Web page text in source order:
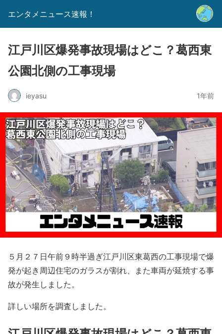
エンタメニュース速報！
江戸川区爆発事故現場はどこ？葛西東
公園北側の工事現場
ieyasu 1年前
５月２７日午前９時半過ぎ江戸川区東葛西の工事現場で爆
発が起き周辺住宅のガラスが割れ、また車両が延焼する事
故が発生しました。
詳しい場所を調査しました。